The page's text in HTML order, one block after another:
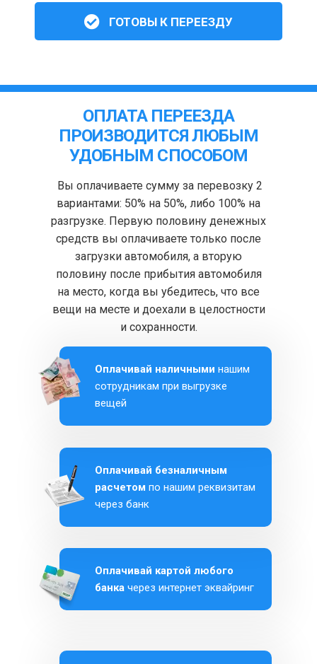
ГОТОВЫ К ПЕРЕЕЗДУ
ОПЛАТА ПЕРЕЕЗДА
ПРОИЗВОДИТСЯ ЛЮБЫМ
УДОБНЫМ СПОСОБОМ
Вы оплачиваете сумму за перевозку 2
вариантами: 50% на 50%, либо 100% на
разгрузке. Первую половину денежных
средств вы оплачиваете только после
загрузки автомобиля, а вторую
половину после прибытия автомобиля
на место, когда вы убедитесь, что все
вещи на месте и доехали в целостности
и сохранности.
Оплачивай картой любого
банка через интернет эквайринг
Оплачивай безналичным
расчетом по нашим реквизитам
через банк
Оплачивай наличными нашим
сотрудникам при выгрузке
вещей